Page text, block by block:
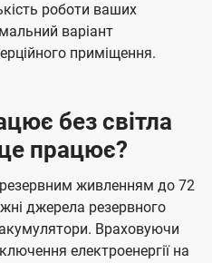
роботи ваших
варіант
приміщення.
без світла
працює?
живленням до 72
джерела резервного
Враховуючи
електроенергії на